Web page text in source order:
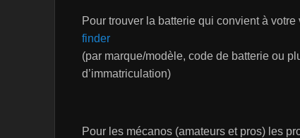
Pour trouver la batterie qui convient à votre
finder
(par marque/modèle, code de batterie ou
d’immatriculation)
Pour les mécanos (amateurs et pros) les